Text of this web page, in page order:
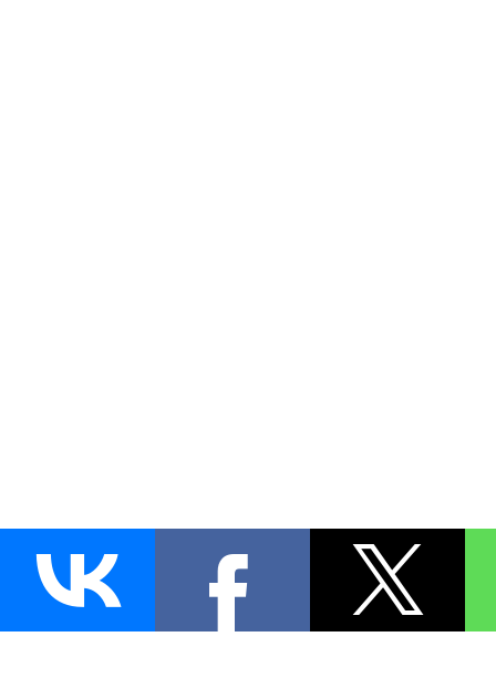
AUTO BLOKIRATOR
+7 (495) 255-04-60 ПОИСК ЗАМКА УСТАНОВКА